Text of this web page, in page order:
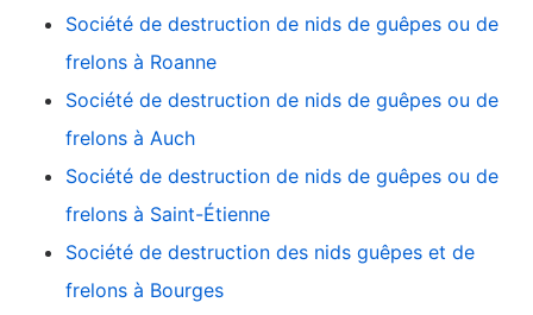
Société de destruction de nids de guêpes ou de
frelons à Roanne
Société de destruction de nids de guêpes ou de
frelons à Auch
Société de destruction de nids de guêpes ou de
frelons à Saint-Étienne
Société de destruction des nids guêpes et de
frelons à Bourges